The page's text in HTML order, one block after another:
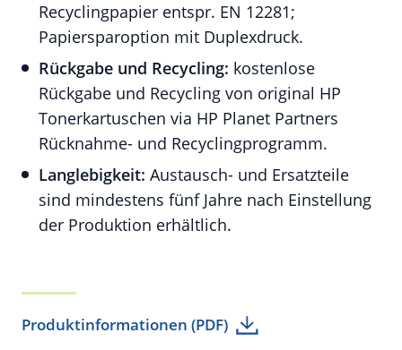
Recyclingpapier entspr. EN 12281;
Papiersparoption mit Duplexdruck.
Rückgabe und Recycling: kostenlose
Rückgabe und Recycling von original HP
Tonerkartuschen via HP Planet Partners
Rücknahme- und Recyclingprogramm.
Langlebigkeit: Austausch- und Ersatzteile
sind mindestens fünf Jahre nach Einstellung
der Produktion erhältlich.
Produktinformationen (PDF)